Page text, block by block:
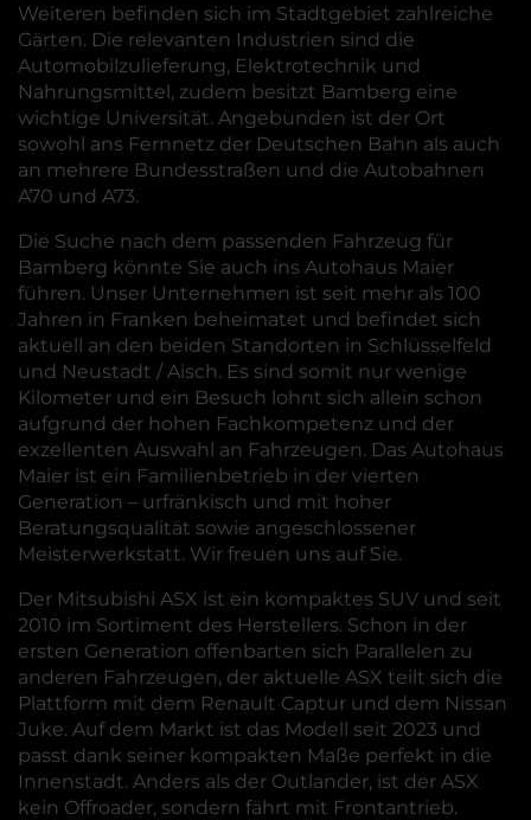
Weiteren befinden sich im Stadtgebiet zahlreiche
Gärten. Die relevanten Industrien sind die
Automobilzulieferung, Elektrotechnik und
Nahrungsmittel, zudem besitzt Bamberg eine
wichtige Universität. Angebunden ist der Ort
sowohl ans Fernnetz der Deutschen Bahn als auch
an mehrere Bundesstraßen und die Autobahnen
A70 und A73.
Die Suche nach dem passenden Fahrzeug für
Bamberg könnte Sie auch ins Autohaus Maier
führen. Unser Unternehmen ist seit mehr als 100
Jahren in Franken beheimatet und befindet sich
aktuell an den beiden Standorten in Schlüsselfeld
und Neustadt / Aisch. Es sind somit nur wenige
Kilometer und ein Besuch lohnt sich allein schon
aufgrund der hohen Fachkompetenz und der
exzellenten Auswahl an Fahrzeugen. Das Autohaus
Maier ist ein Familienbetrieb in der vierten
Generation – urfränkisch und mit hoher
Beratungsqualität sowie angeschlossener
Meisterwerkstatt. Wir freuen uns auf Sie.
Der Mitsubishi ASX ist ein kompaktes SUV und seit
2010 im Sortiment des Herstellers. Schon in der
ersten Generation offenbarten sich Parallelen zu
anderen Fahrzeugen, der aktuelle ASX teilt sich die
Plattform mit dem Renault Captur und dem Nissan
Juke. Auf dem Markt ist das Modell seit 2023 und
passt dank seiner kompakten Maße perfekt in die
Innenstadt. Anders als der Outlander, ist der ASX
kein Offroader, sondern fährt mit Frontantrieb.